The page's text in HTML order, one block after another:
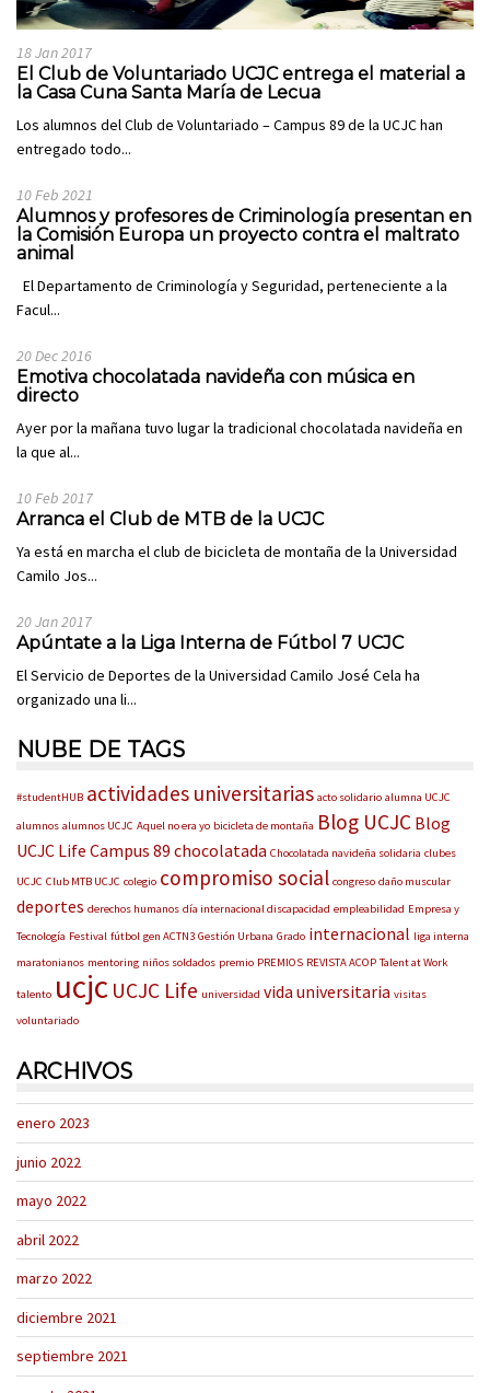
18 Jan 2017
El Club de Voluntariado UCJC entrega el material a
la Casa Cuna Santa María de Lecua
Los alumnos del Club de Voluntariado – Campus 89 de la UCJC han
entregado todo...
10 Feb 2021
Alumnos y profesores de Criminología presentan en
la Comisión Europa un proyecto contra el maltrato
animal
El Departamento de Criminología y Seguridad, perteneciente a la
Facul...
20 Dec 2016
Emotiva chocolatada navideña con música en
directo
Ayer por la mañana tuvo lugar la tradicional chocolatada navideña en
la que al...
10 Feb 2017
Arranca el Club de MTB de la UCJC
Ya está en marcha el club de bicicleta de montaña de la Universidad
Camilo Jos...
20 Jan 2017
Apúntate a la Liga Interna de Fútbol 7 UCJC
El Servicio de Deportes de la Universidad Camilo José Cela ha
organizado una li...
NUBE DE TAGS
#studentHUB actividades universitarias acto solidario alumna UCJC
alumnos alumnos UCJC Aquel no era yo bicicleta de montaña Blog UCJC Blog
UCJC Life Campus 89 chocolatada Chocolatada navideña solidaria clubes
UCJC Club MTB UCJC colegio compromiso social congreso daño muscular
deportes derechos humanos día internacional discapacidad empleabilidad Empresa y
Tecnología Festival fútbol gen ACTN3 Gestión Urbana Grado internacional liga interna
maratonianos mentoring niños soldados premio PREMIOS REVISTA ACOP Talent at Work
talento ucjc UCJC Life universidad vida universitaria visitas
voluntariado
ARCHIVOS
enero 2023
junio 2022
mayo 2022
abril 2022
marzo 2022
diciembre 2021
septiembre 2021